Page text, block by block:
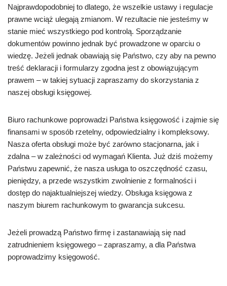
Najprawdopodobniej to dlatego, że wszelkie ustawy i regulacje
prawne wciąż ulegają zmianom. W rezultacie nie jesteśmy w
stanie mieć wszystkiego pod kontrolą. Sporządzanie
dokumentów powinno jednak być prowadzone w oparciu o
wiedzę. Jeżeli jednak obawiają się Państwo, czy aby na pewno
treść deklaracji i formularzy zgodna jest z obowiązującym
prawem – w takiej sytuacji zapraszamy do skorzystania z
naszej obsługi księgowej.
Biuro rachunkowe poprowadzi Państwa księgowość i zajmie się
finansami w sposób rzetelny, odpowiedzialny i kompleksowy.
Nasza oferta obsługi może być zarówno stacjonarna, jak i
zdalna – w zależności od wymagań Klienta. Już dziś możemy
Państwu zapewnić, że nasza usługa to oszczędność czasu,
pieniędzy, a przede wszystkim zwolnienie z formalności i
dostęp do najaktualniejszej wiedzy. Obsługa księgowa z
naszym biurem rachunkowym to gwarancja sukcesu.
Jeżeli prowadzą Państwo firmę i zastanawiają się nad
zatrudnieniem księgowego – zapraszamy, a dla Państwa
poprowadzimy księgowość.